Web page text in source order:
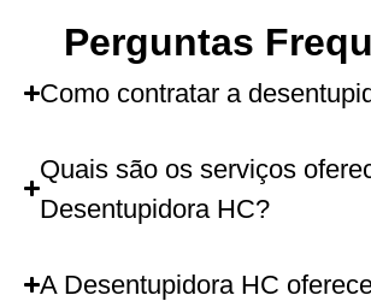
Perguntas
Como contratar a
Quais são os serviços
Desentupidora HC?
A Desentupidora HC